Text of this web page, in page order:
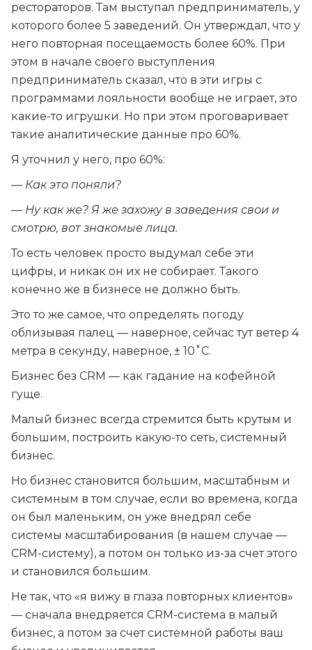
рестораторов. Там выступал предприниматель, у
которого более 5 заведений. Он утверждал, что у
него повторная посещаемость более 60%. При
этом в начале своего выступления
предприниматель сказал, что в эти игры с
программами лояльности вообще не играет, это
какие-то игрушки. Но при этом проговаривает
такие аналитические данные про 60%.
Я уточнил у него, про 60%:
— Как это поняли?
— Ну как же? Я же захожу в заведения свои и
смотрю, вот знакомые лица.
То есть человек просто выдумал себе эти
цифры, и никак он их не собирает. Такого
конечно же в бизнесе не должно быть.
Это то же самое, что определять погоду
облизывая палец — наверное, сейчас тут ветер 4
метра в секунду, наверное, ± 10˚C.
Бизнес без CRM — как гадание на кофейной
гуще.
Малый бизнес всегда стремится быть крутым и
большим, построить какую-то сеть, системный
бизнес.
Но бизнес становится большим, масштабным и
системным в том случае, если во времена, когда
он был маленьким, он уже внедрял себе
системы масштабирования (в нашем случае —
CRM-систему), а потом он только из-за счет этого
и становился большим.
Не так, что «я вижу в глаза повторных клиентов»
— сначала внедряется CRM-система в малый
бизнес, а потом за счет системной работы ваш